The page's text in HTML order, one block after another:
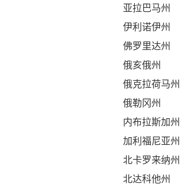
亚拉巴马州
伊利诺伊州
佛罗里达州
俄亥俄州
俄克拉荷马州
俄勒冈州
内布拉斯加州
加利福尼亚州
北卡罗来纳州
北达科他州